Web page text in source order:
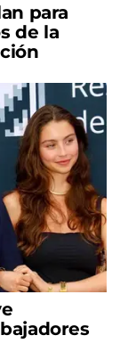
para
de la